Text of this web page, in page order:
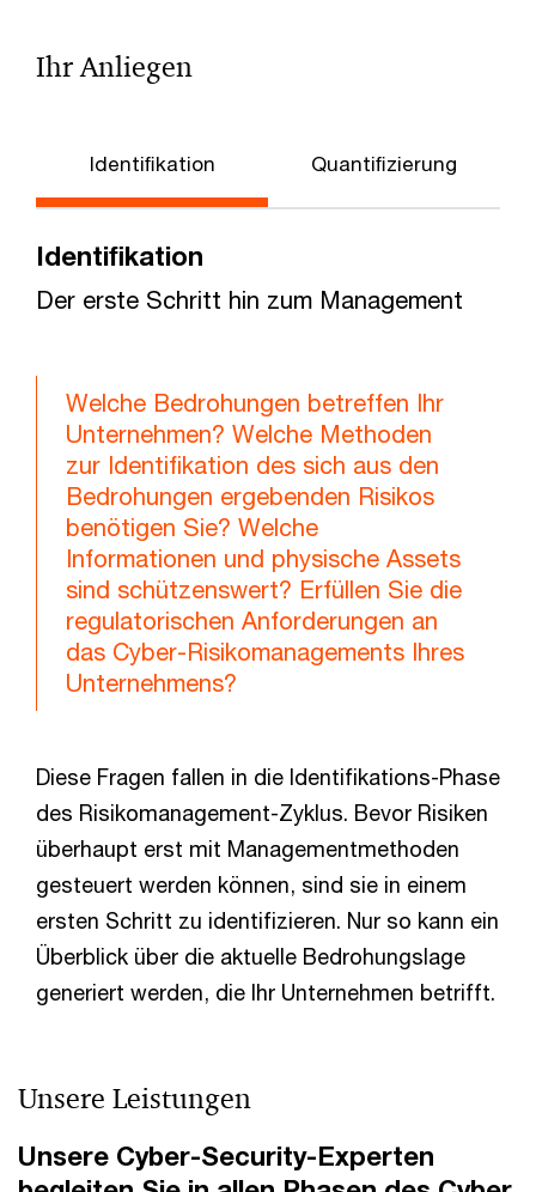
Ihr Anliegen
Identiﬁkation Quantiﬁzierung
Identiﬁkation
Der erste Schritt hin zum Management
Welche Bedrohungen betreffen Ihr
Unternehmen? Welche Methoden
zur Identifikation des sich aus den
Bedrohungen ergebenden Risikos
benötigen Sie? Welche
Informationen und physische Assets
sind schützenswert? Erfüllen Sie die
regulatorischen Anforderungen an
das Cyber-Risikomanagements Ihres
Unternehmens?
Diese Fragen fallen in die Identifikations-Phase
des Risikomanagement-Zyklus. Bevor Risiken
überhaupt erst mit Managementmethoden
gesteuert werden können, sind sie in einem
ersten Schritt zu identifizieren. Nur so kann ein
Überblick über die aktuelle Bedrohungslage
generiert werden, die Ihr Unternehmen betrifft.
Unsere Leistungen
Unsere Cyber-Security-Experten